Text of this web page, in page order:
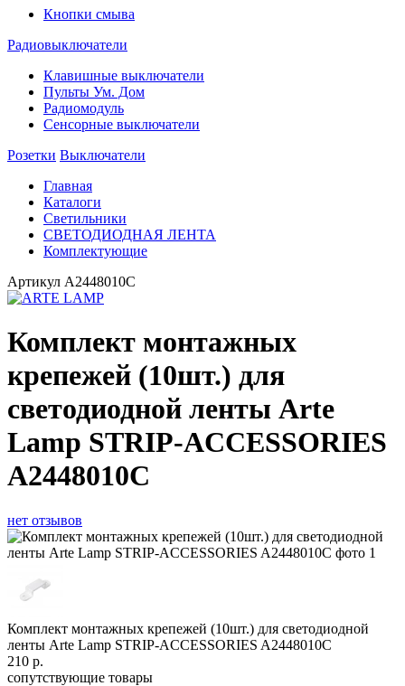
Кнопки смыва
Радиовыключатели
Клавишные выключатели
Пульты Ум. Дом
Радиомодуль
Сенсорные выключатели
Розетки Выключатели
Главная
Каталоги
Светильники
СВЕТОДИОДНАЯ ЛЕНТА
Комплектующие
Артикул A2448010C
Комплект монтажных
крепежей (10шт.) для
светодиодной ленты Arte
Lamp STRIP-ACCESSORIES
A2448010C
нет отзывов
Комплект монтажных крепежей (10шт.) для светодиодной
ленты Arte Lamp STRIP-ACCESSORIES A2448010C
210 р.
сопутствующие товары